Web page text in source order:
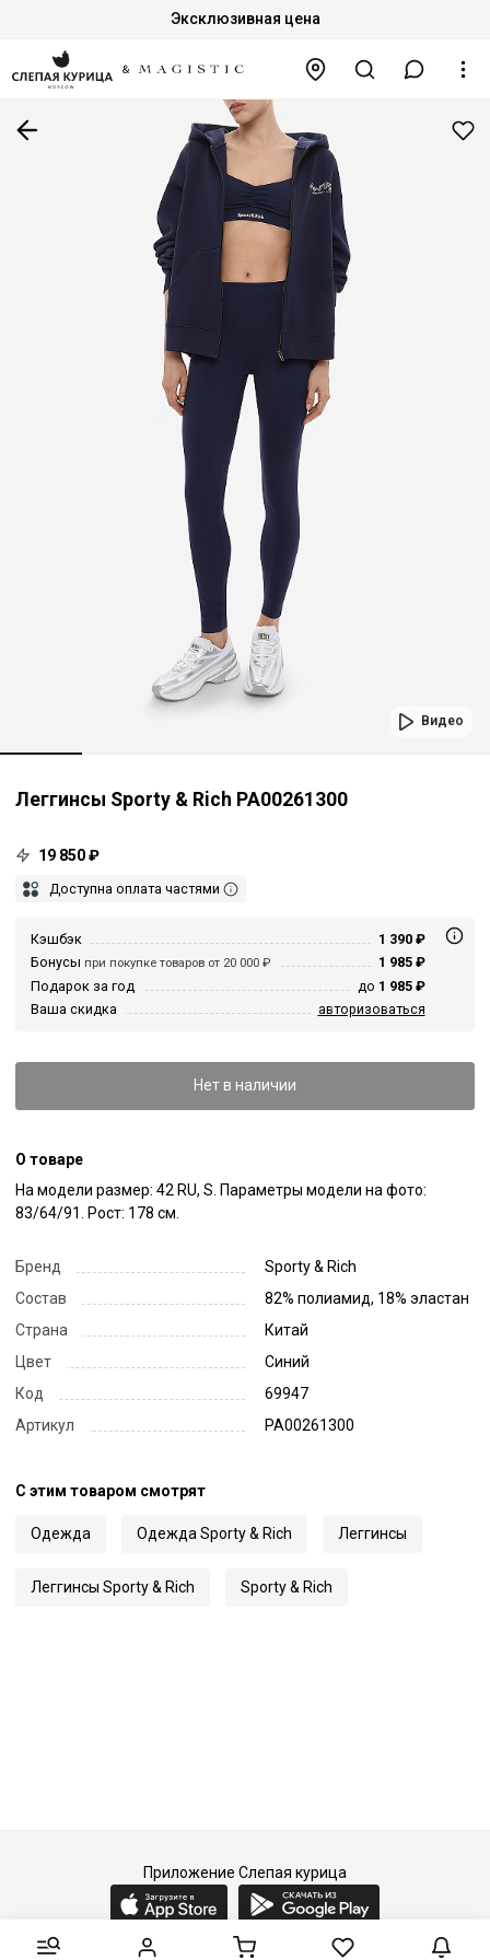
Эксклюзивная цена
Видео
Леггинсы Sporty & Rich PA00261300
19 850 ₽
Доступна оплата частями
Кэшбэк
1 390 ₽
Бонусы при покупке товаров от 20 000 ₽
1 985 ₽
Подарок за год
до 1 985 ₽
Ваша скидка
авторизоваться
Нет в наличии
О товаре
На модели размер: 42 RU, S. Параметры модели на фото:
83/64/91. Рост: 178 см.
Бренд
Sporty & Rich
Состав
82% полиамид, 18% эластан
Страна
Китай
Цвет
Синий
Код
69947
Артикул
PA00261300
С этим товаром смотрят
Одежда Одежда Sporty & Rich Леггинсы
Леггинсы Sporty & Rich Sporty & Rich
Приложение Слепая курица